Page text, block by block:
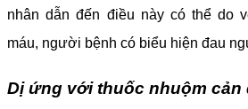
nhân dẫn đến điều này có thể do
máu, người bệnh có biểu hiện đau
Dị ứng với thuốc nhuộm cản